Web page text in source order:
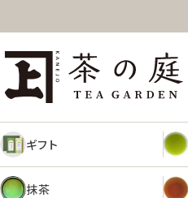
抹茶
ギフト
抹茶